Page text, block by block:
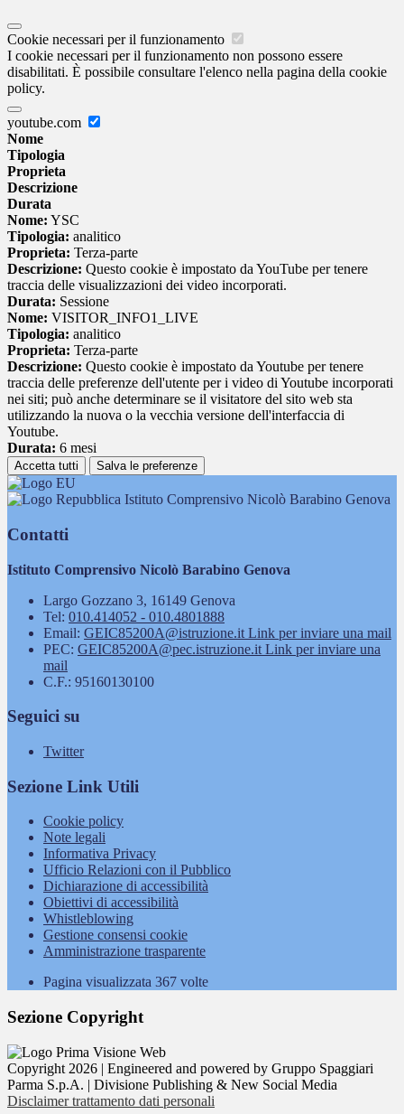
Cookie necessari per il funzionamento
I cookie necessari per il funzionamento non possono essere
disabilitati. È possibile consultare l'elenco nella pagina della cookie
policy.
youtube.com
Nome
Tipologia
Proprieta
Descrizione
Durata
Nome: YSC
Tipologia: analitico
Proprieta: Terza-parte
Descrizione: Questo cookie è impostato da YouTube per tenere
traccia delle visualizzazioni dei video incorporati.
Durata: Sessione
Nome: VISITOR_INFO1_LIVE
Tipologia: analitico
Proprieta: Terza-parte
Descrizione: Questo cookie è impostato da Youtube per tenere
traccia delle preferenze dell'utente per i video di Youtube incorporati
nei siti; può anche determinare se il visitatore del sito web sta
utilizzando la nuova o la vecchia versione dell'interfaccia di
Youtube.
Durata: 6 mesi
Accetta tutti Salva le preferenze
Istituto Comprensivo Nicolò Barabino Genova
Contatti
Istituto Comprensivo Nicolò Barabino Genova
Largo Gozzano 3, 16149 Genova
Tel: 010.414052 - 010.4801888
Email: GEIC85200A@istruzione.it Link per inviare una mail
PEC: GEIC85200A@pec.istruzione.it Link per inviare una
mail
C.F.: 95160130100
Seguici su
Twitter
Sezione Link Utili
Cookie policy
Note legali
Informativa Privacy
Ufficio Relazioni con il Pubblico
Dichiarazione di accessibilità
Obiettivi di accessibilità
Whistleblowing
Gestione consensi cookie
Amministrazione trasparente
Pagina visualizzata 367 volte
Sezione Copyright
Copyright 2026 | Engineered and powered by Gruppo Spaggiari
Parma S.p.A. | Divisione Publishing & New Social Media
Disclaimer trattamento dati personali